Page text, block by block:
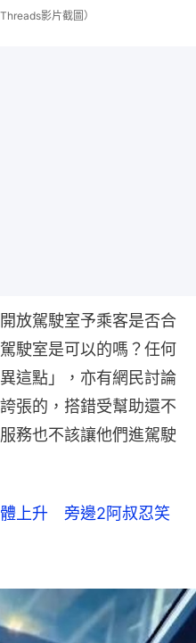
影片截圖）
放駕駛室予乘客是否合
駛室是可以的嗎？任何
這點」，亦有網民討論
張的，搭錯受幫助還不
務也不該讓他們進駕駛
上升 旁邊2阿叔忍笑